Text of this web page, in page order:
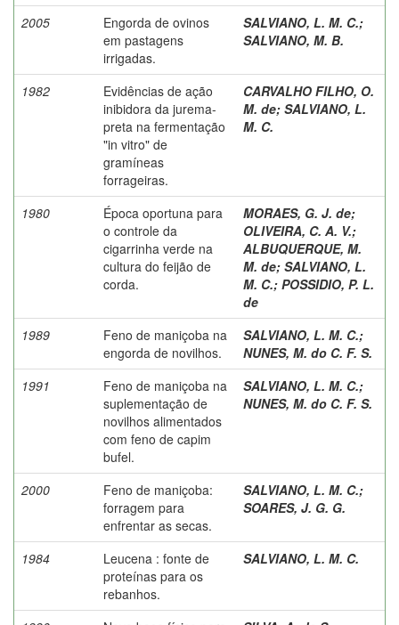
2005
Engorda de ovinos
em pastagens
irrigadas.
SALVIANO, L. M. C.;
SALVIANO, M. B.
1982
Evidências de ação
inibidora da jurema-
preta na fermentação
"in vitro" de
gramíneas
forrageiras.
CARVALHO FILHO, O.
M. de; SALVIANO, L.
M. C.
1980
Época oportuna para
o controle da
cigarrinha verde na
cultura do feijão de
corda.
MORAES, G. J. de;
OLIVEIRA, C. A. V.;
ALBUQUERQUE, M.
M. de; SALVIANO, L.
M. C.; POSSIDIO, P. L.
de
1989
Feno de maniçoba na
engorda de novilhos.
SALVIANO, L. M. C.;
NUNES, M. do C. F. S.
1991
Feno de maniçoba na
suplementação de
novilhos alimentados
com feno de capim
bufel.
SALVIANO, L. M. C.;
NUNES, M. do C. F. S.
2000
Feno de maniçoba:
forragem para
enfrentar as secas.
SALVIANO, L. M. C.;
SOARES, J. G. G.
1984
Leucena : fonte de
proteínas para os
rebanhos.
SALVIANO, L. M. C.